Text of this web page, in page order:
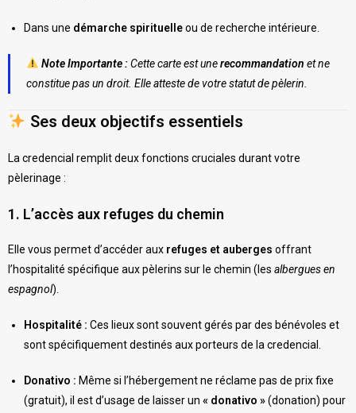
Dans une démarche spirituelleou de recherche intérieure.
Note Importante :Cette carte est unerecommandation et ne
constitue pas un droit. Elle atteste de votre statut de pèlerin.
Ses deux objectifs essentiels
La credencial remplit deux fonctions cruciales durant votre
pèlerinage :
1. L’accès aux refuges du chemin
Elle vous permet d’accéder aux refuges et auberges offrant
l’hospitalité spécifique aux pèlerins sur le chemin (les albergues en
espagnol).
Hospitalité : Ces lieux sont souvent gérés par des bénévoles et
sont spécifiquement destinés aux porteurs de la credencial.
Donativo : Même si l’hébergement ne réclame pas de prix fixe
(gratuit), il est d’usage de laisser un « donativo »(donation) pour